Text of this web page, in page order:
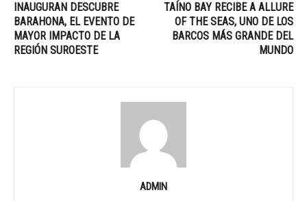
INAUGURAN DESCUBRE
BARAHONA, EL EVENTO DE
MAYOR IMPACTO DE LA
REGIÓN SUROESTE
TAÍNO BAY RECIBE A ALLURE
OF THE SEAS, UNO DE LOS
BARCOS MÁS GRANDE DEL
MUNDO
ADMIN